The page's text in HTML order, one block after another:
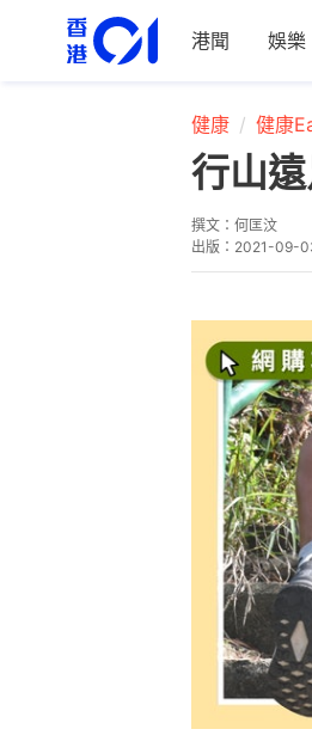
港聞 娛樂
健康 健康
行山
撰文： 何匡汶
出版： 2021-09-